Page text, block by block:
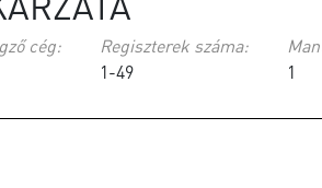
cég:
Regiszterek száma:
1-49
1